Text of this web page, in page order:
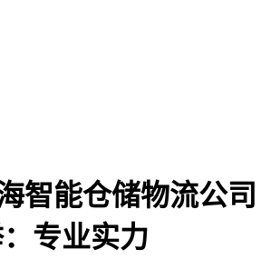
智能仓储物流公司
专业实力